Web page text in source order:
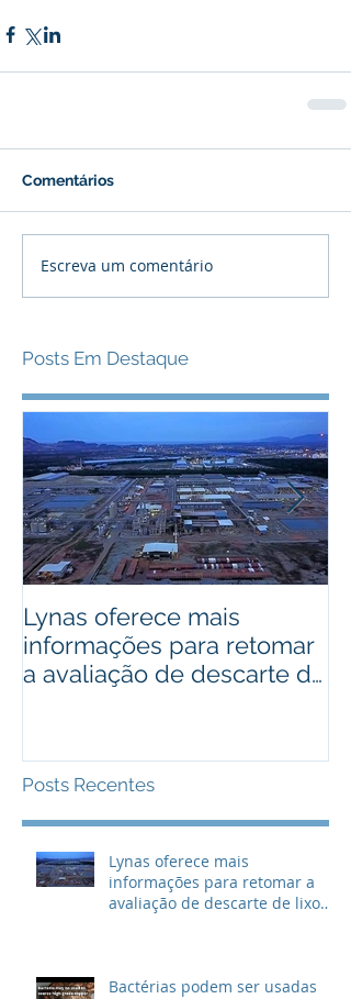
Comentários
Escreva um comentário
Posts Em Destaque
Lynas oferece mais
informações para retomar
a avaliação de descarte de
Posts Recentes
Lynas oferece mais
informações para retomar a
avaliação de descarte de lixo
Bactérias podem ser usadas